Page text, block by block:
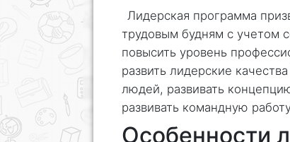
Лидерская программа
трудовым будням с учетом
повысить уровень
развить лидерские
людей, развивать
развивать командную
Особенности